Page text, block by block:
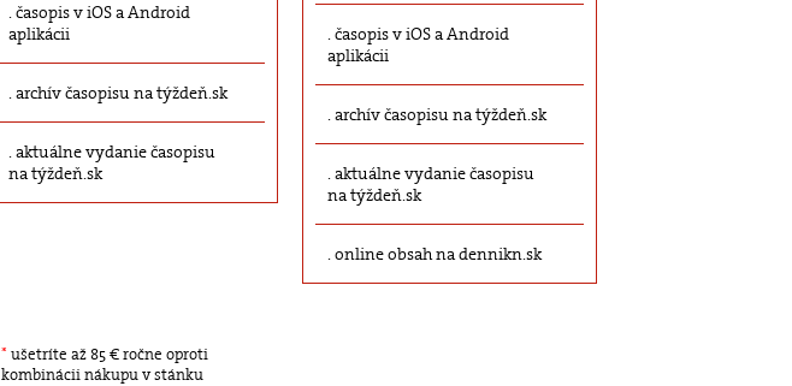
časopis v iOS a Android
aplikácii
archív časopisu na týždeň.sk
aktuálne vydanie časopisu
na týždeň.sk
časopis v iOS a Android
aplikácii
archív časopisu na týždeň.sk
aktuálne vydanie časopisu
na týždeň.sk
online obsah na dennikn.sk
* ušetríte až 85 € ročne oproti
kombinácii nákupu v stánku